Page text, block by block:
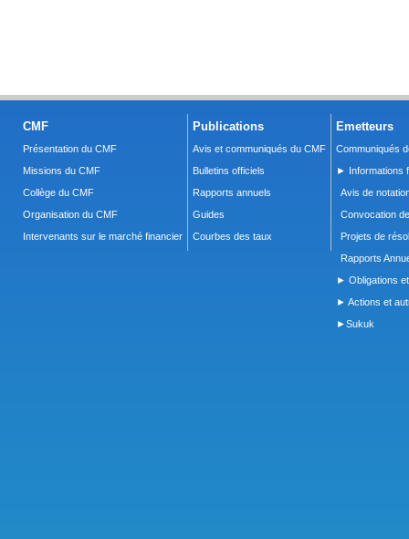
CMF
Présentation du CMF
Missions du CMF
Collège du CMF
Organisation du CMF
Intervenants sur le marché financier
Publications
Avis et communiqués du CMF
Bulletins officiels
Rapports annuels
Guides
Courbes des taux
Emetteurs
Communiqués
► Informations
Avis de
Convocation
Projets de
Rapports
► Obligations
► Actions et
►Sukuk